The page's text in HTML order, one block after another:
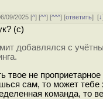
09/2025 [^] [^^] [^^^] [ответить][↓
(с)
добавлялся с
твое не
сам, то может
команда, то